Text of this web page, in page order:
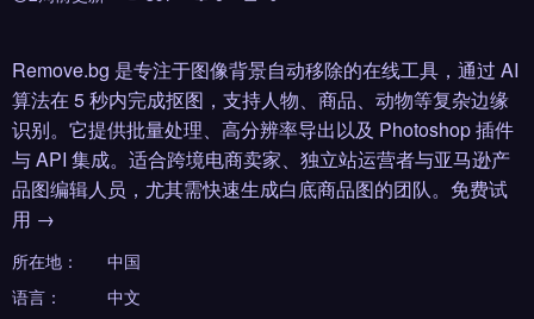
Remove.bg 是专注于图像背景自动移除的在线工具，通过 AI
算法在 5 秒内完成抠图，支持人物、商品、动物等复杂边缘
识别。它提供批量处理、高分辨率导出以及 Photoshop 插件
与 API 集成。适合跨境电商卖家、独立站运营者与亚马逊产
品图编辑人员，尤其需快速生成白底商品图的团队。免费试
用 →
所在地：
中国
语言：
中文